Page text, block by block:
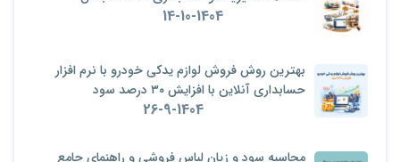
14-10-1404
بهترین روش فروش لوازم یدکی خودرو با نرم‌ افزار
حسابداری آنلاین با افزایش ۳۰ درصد سود
26-9-1404
محاسبه سود و زیان لباس فروشی و راهنمای جامع